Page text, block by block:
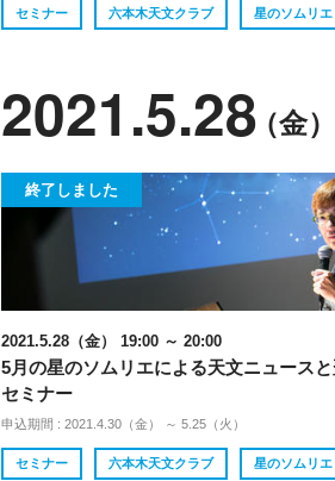
セミナー 六本木天文クラブ 星のソムリエ
2021.5.28（金）
終了しました
2021.5.28（金） 19:00 ～ 20:00
5月の星のソムリエによる天文ニュース
セミナー
申込期間 : 2021.4.30（金） ～ 5.25（火）
セミナー 六本木天文クラブ 星のソムリエ